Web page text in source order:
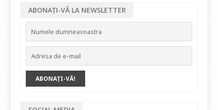
ABONAȚI-VĂ LA NEWSLETTER